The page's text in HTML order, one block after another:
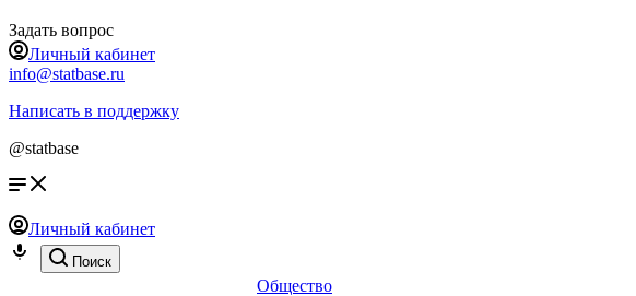
Задать вопрос
Личный кабинет
info@statbase.ru
Написать в поддержку
@statbase
Личный кабинет
Поиск
Общество